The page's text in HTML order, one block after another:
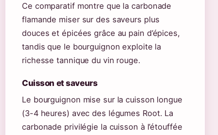
Ce comparatif montre que la carbonade
flamande miser sur des saveurs plus
douces et épicées grâce au pain d’épices,
tandis que le bourguignon exploite la
richesse tannique du vin rouge.
Cuisson et saveurs
Le bourguignon mise sur la cuisson longue
(3-4 heures) avec des légumes Root. La
carbonade privilégie la cuisson à l’étouffée